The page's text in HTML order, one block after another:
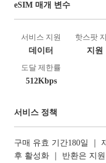
eSIM 매개 변수
서비스 지원
데이터
핫스팟
지원
도달 제한률
512Kbps
서비스 정책
구매 유효 기간180일 ｜
후 활성화 ｜ 반환은 지